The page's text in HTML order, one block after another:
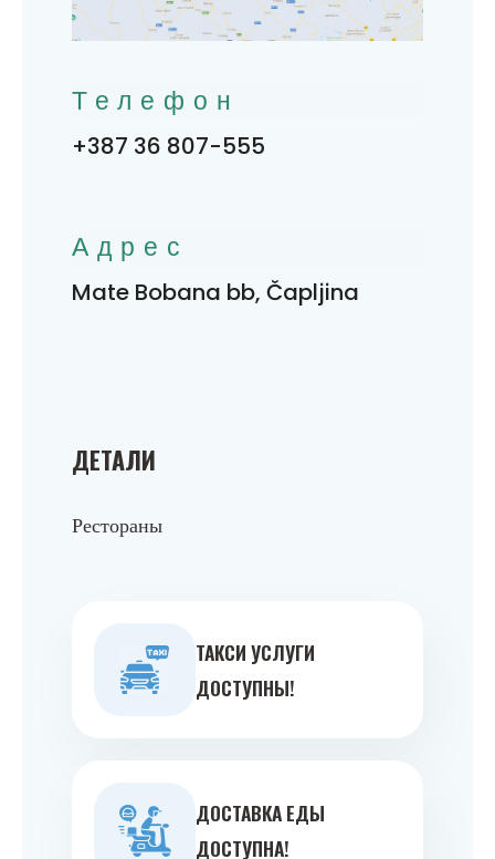
ДЕТАЛИ
Рестораны
ТАКСИ УСЛУГИ
ДОСТУПНЫ!
ДОСТАВКА ЕДЫ
ДОСТУПНА!
Телефон
+387 36 807-555
Адрес
Mate Bobana bb, Čapljina